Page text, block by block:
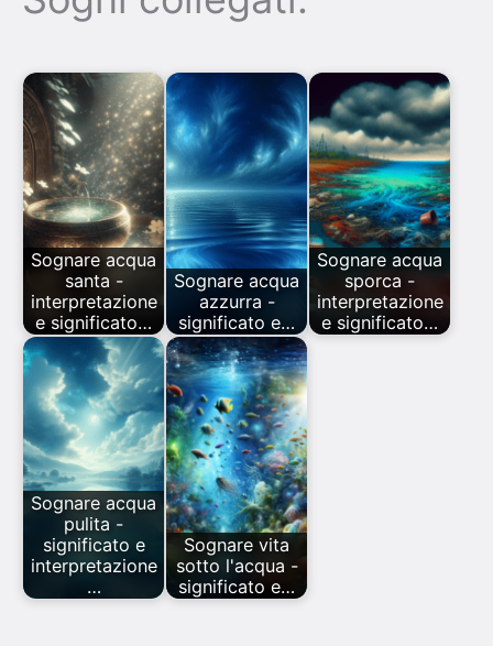
Sognare acqua
santa -
interpretazione
e significato…
Sognare acqua
azzurra -
significato e…
Sognare acqua
sporca -
interpretazione
e significato…
Sognare acqua
pulita -
significato e
interpretazione
…
Sognare vita
sotto l'acqua -
significato e…